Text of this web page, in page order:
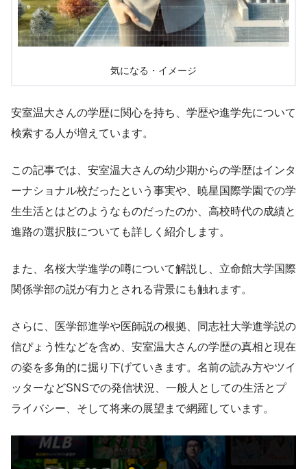
気になる・イメージ
安室温大さんの学歴に関心を持ち、学歴や進学先について
検索する人が増えています。
この記事では、安室温大さんの幼少期からの学歴はインタ
ーナショナル校だったという事実や、暁星国際学園での学
生生活とはどのようなものだったのか、高校時代の成績と
進路の選択肢についても詳しく紹介します。
また、名桜大学進学の噂について解説し、立命館大学国際
関係学部の説が有力とされる背景にも触れます。
さらに、医学部進学や医師説の根拠、同志社大学進学説の
信ぴょう性などを含め、安室温大さんの学歴の真相と現在
の姿を多角的に掘り下げていきます。名前の読み方やツイ
ッターなどSNSでの発信状況、一般人としての生活とプ
ライバシー、そして将来の展望まで網羅しています。